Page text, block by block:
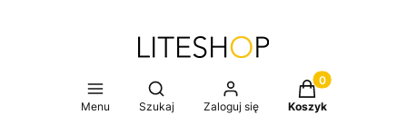
Menu
Otwórz wyszukiwarkę
Szukaj Zaloguj się
Produkty w
Koszyk